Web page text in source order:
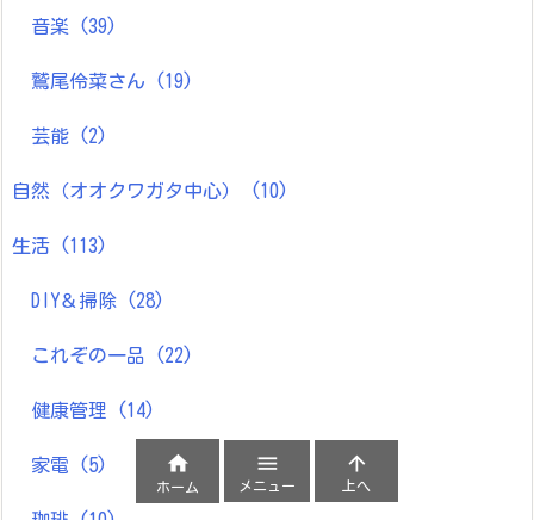
音楽 (39)
鷲尾伶菜さん (19)
芸能 (2)
自然（オオクワガタ中心） (10)
生活 (113)
DIY＆掃除 (28)
これぞの一品 (22)
健康管理 (14)
家電 (5) 
ホーム

メニュー

上へ